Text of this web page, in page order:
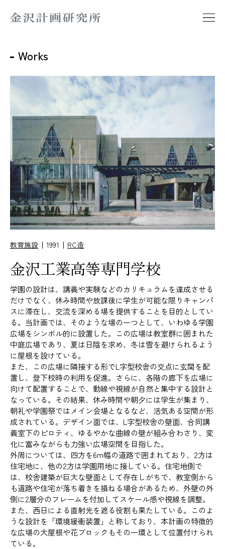
Works
教育施設 1991 RC造
金沢工業高等専門学校
学園の設計は、講義や実験などのカリキュラムを達成させる
だけでなく、休み時間や放課後に学生が可能な限りキャンパ
スに滞在し、交流を深める場を提供することを目的としてい
る。当計画では、そのような場の一つとして、いわゆる学園
広場をシンボル的に設置した。この広場は教室群に囲まれた
中庭広場であり、夏は日陰を求め、冬は雪を避けられるよう
に屋根を設けている。
また、この広場に隣接する形でL字型校舎の交点に玄関を配
置し、登下校時の利用を促進。さらに、各階の廊下を広場に
向けて配置することで、動線や視線が自然と集中する設計と
なっている。その結果、休み時間や朝夕には学生が集まり、
朝礼や学園祭ではメイン会場となるなど、活気ある空間が形
成されている。デザイン面では、L字型校舎の壁面、合同講
義室下のピロティ、ゆるやかな曲線の壁が組み合わさり、変
化に富みながらも力強い広場空間を目指した。
外周については、四方を6m幅の道路で囲まれており、2方は
住宅地に、他の2方は学園用地に接している。住宅地側で
は、校舎建築が巨大な壁面として存在しがちで、教室側から
も道路や住宅が落ち着きを損ねる場合があるため、外壁の外
側に2層分のフレームを付加してスケール感や視線を調整。
また、西日による直射光を遮る役割も果たしている。このよ
うな設計を「環境緩衝装置」と称しており、本計画の特徴的
な広場の大屋根や花ブロックもその一環として位置付けられ
ている。